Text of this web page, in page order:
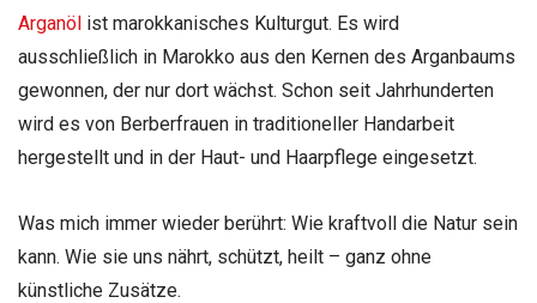
Arganöl ist marokkanisches Kulturgut. Es wird
ausschließlich in Marokko aus den Kernen des Arganbaums
gewonnen, der nur dort wächst. Schon seit Jahrhunderten
wird es von Berberfrauen in traditioneller Handarbeit
hergestellt und in der Haut- und Haarpflege eingesetzt.
Was mich immer wieder berührt: Wie kraftvoll die Natur sein
kann. Wie sie uns nährt, schützt, heilt – ganz ohne
künstliche Zusätze.